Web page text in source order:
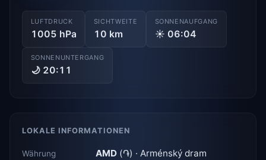
LUFTDRUCK
1005 hPa
SICHTWEITE
10 km
SONNENAUFGANG
☀ 06:04
SONNENUNTERGANG
🌙 20:11
LOKALE INFORMATIONEN
Währung AMD (֏) · Arménský dram